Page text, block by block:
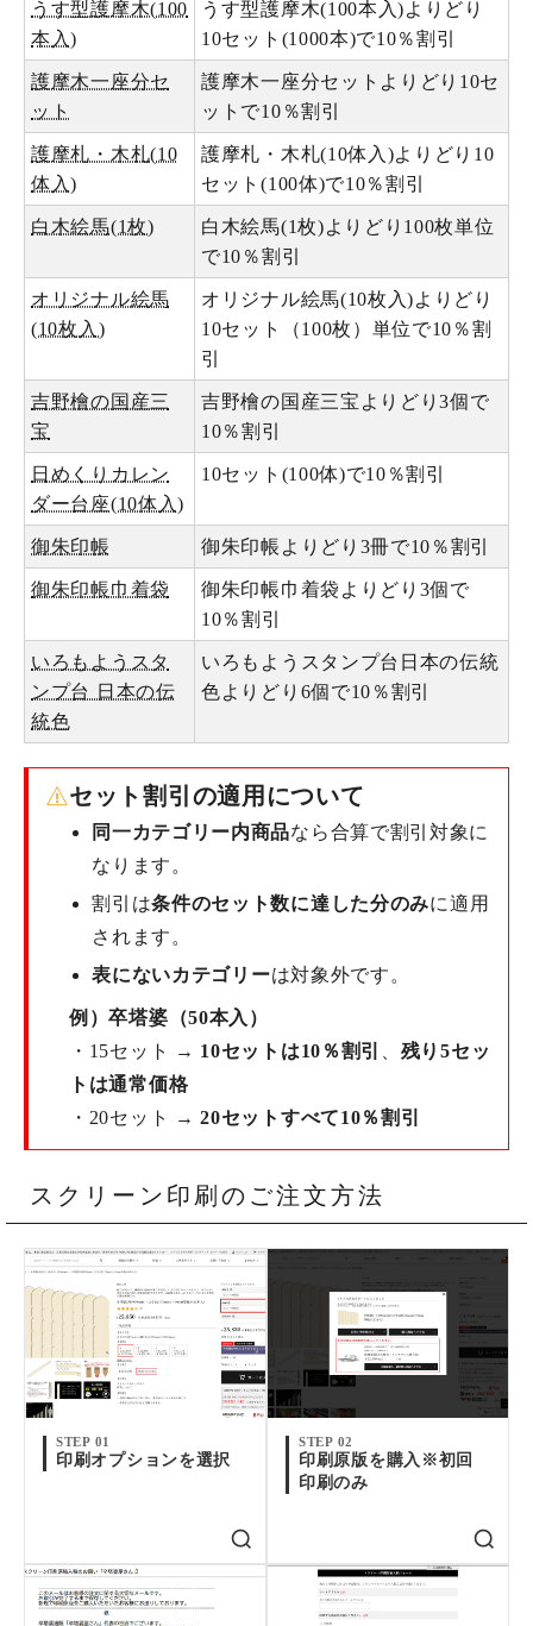
うす型護摩木(100
本入)
うす型護摩木(100本入)よりどり
10セット(1000本)で10％割引
護摩木一座分セ
ット
護摩木一座分セットよりどり10セ
ットで10％割引
護摩札・木札(10
体入)
護摩札・木札(10体入)よりどり10
セット(100体)で10％割引
白木絵馬(1枚)
白木絵馬(1枚)よりどり100枚単位
で10％割引
オリジナル絵馬
(10枚入)
オリジナル絵馬(10枚入)よりどり
10セット（100枚）単位で10％割
引
吉野檜の国産三
宝
吉野檜の国産三宝よりどり3個で
10％割引
日めくりカレン
ダー台座(10体入)
10セット(100体)で10％割引
御朱印帳 御朱印帳よりどり3冊で10％割引
御朱印帳巾着袋
御朱印帳巾着袋よりどり3個で
10％割引
いろもようスタ
ンプ台 日本の伝
統色
いろもようスタンプ台日本の伝統
色よりどり6個で10％割引
セット割引の適用について
同一カテゴリー内商品なら合算で割引対象に
なります。
割引は条件のセット数に達した分のみに適用
されます。
表にないカテゴリーは対象外です。
例）卒塔婆（50本入）
・15セット → 10セットは10％割引
残り5セッ
トは通常価格
・20セット →20セットすべて10％割引
スクリーン印刷のご注文方法
STEP 01
印刷オプションを選択
STEP 02
印刷原版を購入※初回
印刷のみ